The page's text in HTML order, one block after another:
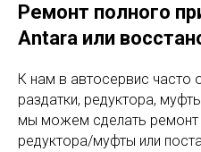
Ремонт полного
Antara или
К нам в автосервис
раздатки, редуктора,
мы можем сделать ремонт
редуктора/муфты или